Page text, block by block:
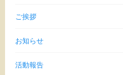
ご挨拶
お知らせ
活動報告